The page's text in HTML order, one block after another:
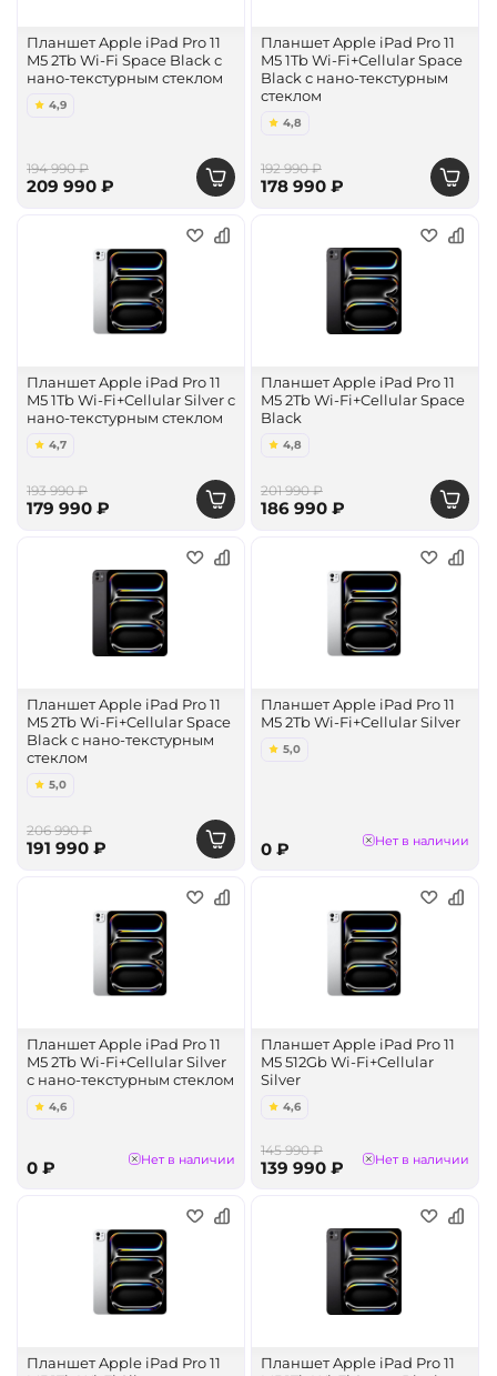
Планшет Apple iPad Pro 11
M5 2Tb Wi-Fi Space Black с
нано-текстурным стеклом
4,9
194 990 ₽
209 990 ₽
Планшет Apple iPad Pro 11
M5 1Tb Wi-Fi+Cellular Space
Black с нано-текстурным
стеклом
4,8
192 990 ₽
178 990 ₽
Планшет Apple iPad Pro 11
M5 1Tb Wi-Fi+Cellular Silver с
нано-текстурным стеклом
4,7
193 990 ₽
179 990 ₽
Планшет Apple iPad Pro 11
M5 2Tb Wi-Fi+Cellular Space
Black
4,8
201 990 ₽
186 990 ₽
Планшет Apple iPad Pro 11
M5 2Tb Wi-Fi+Cellular Space
Black с нано-текстурным
стеклом
5,0
206 990 ₽
191 990 ₽
Планшет Apple iPad Pro 11
M5 2Tb Wi-Fi+Cellular Silver
5,0
0 ₽ Нет в наличии
Планшет Apple iPad Pro 11
M5 2Tb Wi-Fi+Cellular Silver
с нано-текстурным стеклом
4,6
0 ₽ Нет в наличии
Планшет Apple iPad Pro 11
M5 512Gb Wi-Fi+Cellular
Silver
4,6
145 990 ₽
139 990 ₽ Нет в наличии
Планшет Apple iPad Pro 11
Планшет Apple iPad Pro 11